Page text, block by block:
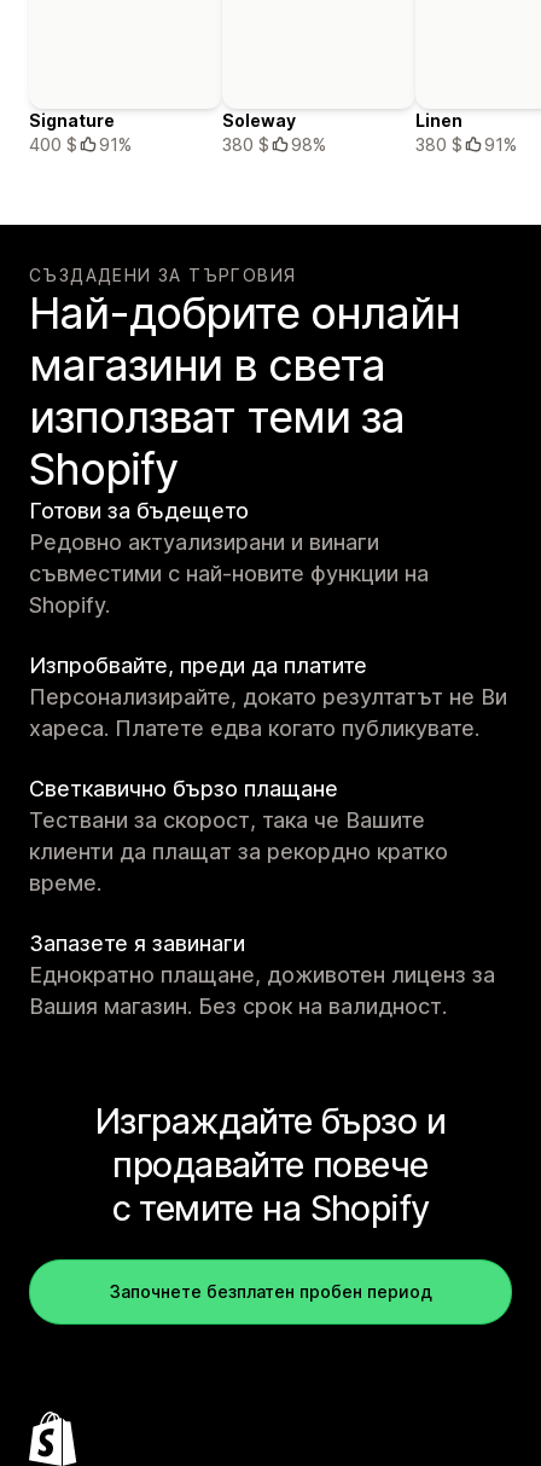
Signature
400 $
91%
Soleway
380 $
98%
Linen
380 $
91%
СЪЗДАДЕНИ ЗА ТЪРГОВИЯ
Най-добрите онлайн
магазини в света
използват теми за
Shopify
Готови за бъдещето
Редовно актуализирани и винаги
съвместими с най-новите функции на
Shopify.
Изпробвайте, преди да платите
Персонализирайте, докато резултатът не Ви
хареса. Платете едва когато публикувате.
Светкавично бързо плащане
Тествани за скорост, така че Вашите
клиенти да плащат за рекордно кратко
време.
Запазете я завинаги
Еднократно плащане, доживотен лиценз за
Вашия магазин. Без срок на валидност.
Изграждайте бързо и
продавайте повече
с темите на Shopify
Започнете безплатен пробен период